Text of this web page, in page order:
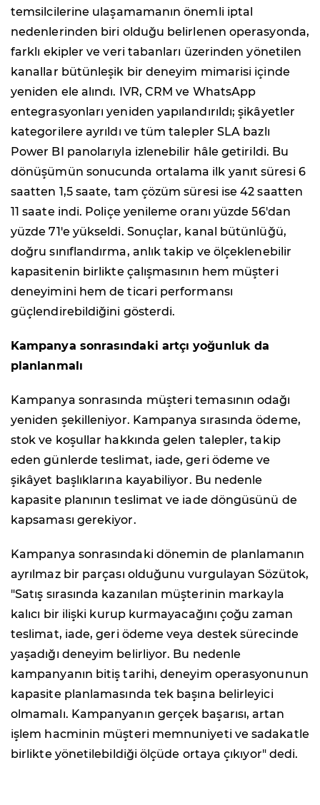
temsilcilerine ulaşamamanın önemli iptal
nedenlerinden biri olduğu belirlenen operasyonda,
farklı ekipler ve veri tabanları üzerinden yönetilen
kanallar bütünleşik bir deneyim mimarisi içinde
yeniden ele alındı. IVR, CRM ve WhatsApp
entegrasyonları yeniden yapılandırıldı; şikâyetler
kategorilere ayrıldı ve tüm talepler SLA bazlı
Power BI panolarıyla izlenebilir hâle getirildi. Bu
dönüşümün sonucunda ortalama ilk yanıt süresi 6
saatten 1,5 saate, tam çözüm süresi ise 42 saatten
11 saate indi. Poliçe yenileme oranı yüzde 56'dan
yüzde 71'e yükseldi. Sonuçlar, kanal bütünlüğü,
doğru sınıflandırma, anlık takip ve ölçeklenebilir
kapasitenin birlikte çalışmasının hem müşteri
deneyimini hem de ticari performansı
güçlendirebildiğini gösterdi.
Kampanya sonrasındaki artçı yoğunluk da
planlanmalı
Kampanya sonrasında müşteri temasının odağı
yeniden şekilleniyor. Kampanya sırasında ödeme,
stok ve koşullar hakkında gelen talepler, takip
eden günlerde teslimat, iade, geri ödeme ve
şikâyet başlıklarına kayabiliyor. Bu nedenle
kapasite planının teslimat ve iade döngüsünü de
kapsaması gerekiyor.
Kampanya sonrasındaki dönemin de planlamanın
ayrılmaz bir parçası olduğunu vurgulayan Sözütok,
"Satış sırasında kazanılan müşterinin markayla
kalıcı bir ilişki kurup kurmayacağını çoğu zaman
teslimat, iade, geri ödeme veya destek sürecinde
yaşadığı deneyim belirliyor. Bu nedenle
kampanyanın bitiş tarihi, deneyim operasyonunun
kapasite planlamasında tek başına belirleyici
olmamalı. Kampanyanın gerçek başarısı, artan
işlem hacminin müşteri memnuniyeti ve sadakatle
birlikte yönetilebildiği ölçüde ortaya çıkıyor" dedi.